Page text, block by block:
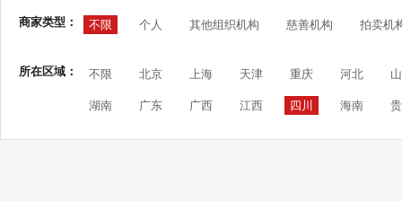
商家类型： 不限 个人 其他组织机构 慈善机构 拍卖机
所在区域： 不限 北京 上海 天津 重庆 河北
湖南 广东 广西 江西 四川 海南